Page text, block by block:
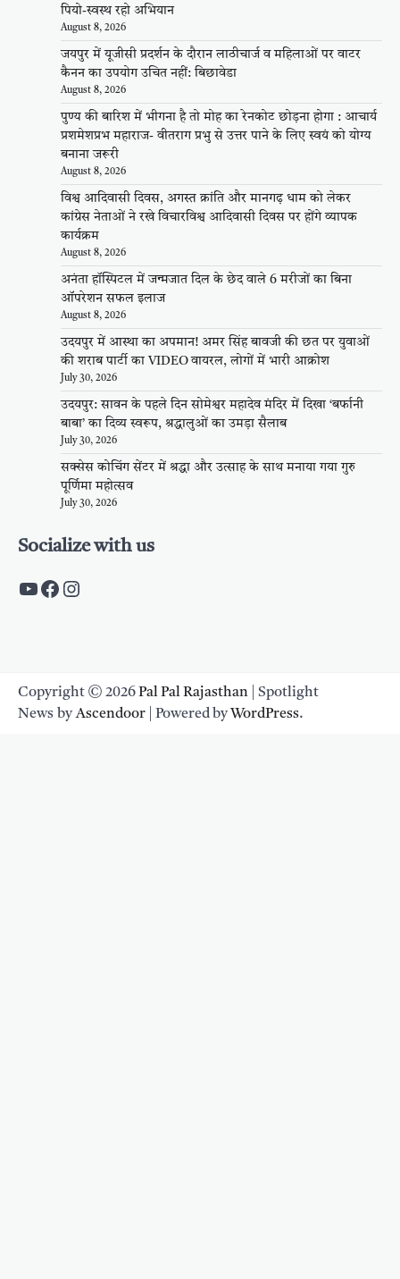
पियो-स्वस्थ रहो अभियान
August 8, 2026
जयपुर में यूजीसी प्रदर्शन के दौरान लाठीचार्ज व महिलाओं पर वाटर
कैनन का उपयोग उचित नहीं: बिछावेडा
August 8, 2026
पुण्य की बारिश में भीगना है तो मोह का रेनकोट छोड़ना होगा : आचार्य
प्रशमेशप्रभ महाराज- वीतराग प्रभु से उत्तर पाने के लिए स्वयं को योग्य
बनाना जरूरी
August 8, 2026
विश्व आदिवासी दिवस, अगस्त क्रांति और मानगढ़ धाम को लेकर
कांग्रेस नेताओं ने रखे विचारविश्व आदिवासी दिवस पर होंगे व्यापक
कार्यक्रम
August 8, 2026
अनंता हॉस्पिटल में जन्मजात दिल के छेद वाले 6 मरीजों का बिना
ऑपरेशन सफल इलाज
August 8, 2026
उदयपुर में आस्था का अपमान! अमर सिंह बावजी की छत पर युवाओं
की शराब पार्टी का VIDEO वायरल, लोगों में भारी आक्रोश
July 30, 2026
उदयपुर: सावन के पहले दिन सोमेश्वर महादेव मंदिर में दिखा ‘बर्फानी
बाबा’ का दिव्य स्वरूप, श्रद्धालुओं का उमड़ा सैलाब
July 30, 2026
सक्सेस कोचिंग सेंटर में श्रद्धा और उत्साह के साथ मनाया गया गुरु
पूर्णिमा महोत्सव
July 30, 2026
Socialize with us
https://www.youtube.com/c/
https://www.facebook.com/
Instagram
Copyright © 2026Pal Pal Rajasthan | Spotlight
News byAscendoor | Powered byWordPress.